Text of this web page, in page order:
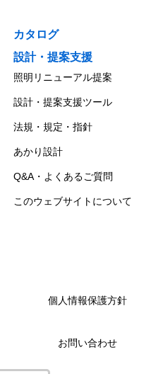
カタログ
設計・提案支援
照明リニューアル提案
設計・提案支援ツール
法規・規定・指針
あかり設計
Q&A・よくあるご質問
このウェブサイトについて
個人情報保護方針
お問い合わせ